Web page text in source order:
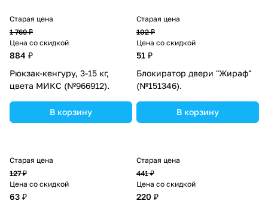
Старая цена
1 769 ₽
Цена со скидкой
884 ₽
Рюкзак-кенгуру, 3-15 кг,
цвета МИКС (№966912).
В корзину
Старая цена
102 ₽
Цена со скидкой
51 ₽
Блокиратор двери "Жираф"
(№151346).
В корзину
Старая цена
127 ₽
Цена со скидкой
63 ₽
Старая цена
441 ₽
Цена со скидкой
220 ₽